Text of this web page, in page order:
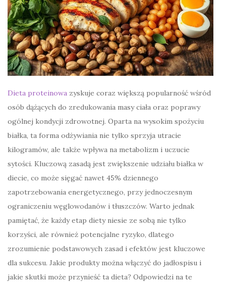
Dieta proteinowa zyskuje coraz większą popularność wśród
osób dążących do zredukowania masy ciała oraz poprawy
ogólnej kondycji zdrowotnej. Oparta na wysokim spożyciu
białka, ta forma odżywiania nie tylko sprzyja utracie
kilogramów, ale także wpływa na metabolizm i uczucie
sytości. Kluczową zasadą jest zwiększenie udziału białka w
diecie, co może sięgać nawet 45% dziennego
zapotrzebowania energetycznego, przy jednoczesnym
ograniczeniu węglowodanów i tłuszczów. Warto jednak
pamiętać, że każdy etap diety niesie ze sobą nie tylko
korzyści, ale również potencjalne ryzyko, dlatego
zrozumienie podstawowych zasad i efektów jest kluczowe
dla sukcesu. Jakie produkty można włączyć do jadłospisu i
jakie skutki może przynieść ta dieta? Odpowiedzi na te